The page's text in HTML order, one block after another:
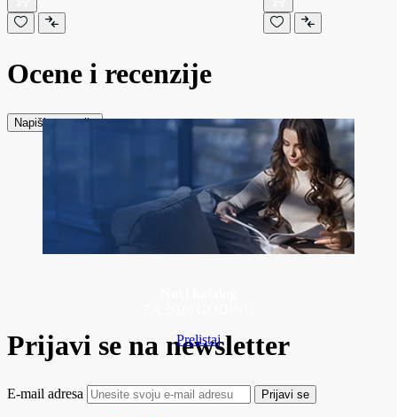
Ocene i recenzije
Napiši recenziju
Prelistaj
Prijavi se na newsletter
E-mail adresa Prijavi se